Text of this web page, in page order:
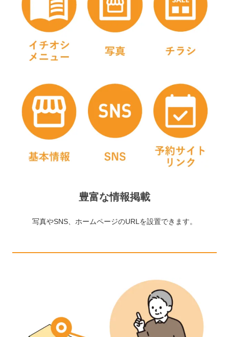
豊富な情報掲載
写真やSNS、ホームページのURLを設置できます。